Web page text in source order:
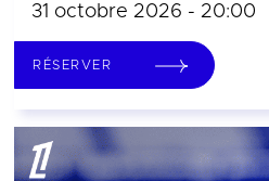
31 octobre 2026 - 20:00
RÉSERVER